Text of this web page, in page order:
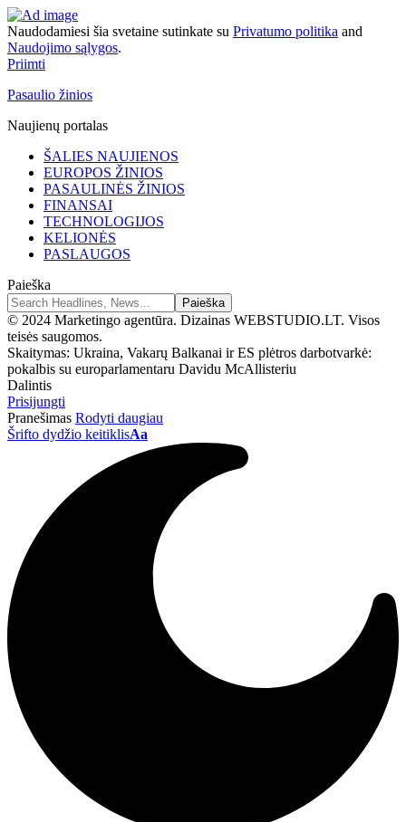
Naudodamiesi šia svetaine sutinkate su Privatumo politika and
Naudojimo sąlygos.
Priimti
Pasaulio žinios
Naujienų portalas
ŠALIES NAUJIENOS
EUROPOS ŽINIOS
PASAULINĖS ŽINIOS
FINANSAI
TECHNOLOGIJOS
KELIONĖS
PASLAUGOS
Paieška
© 2024 Marketingo agentūra. Dizainas WEBSTUDIO.LT. Visos
teisės saugomos.
Skaitymas: Ukraina, Vakarų Balkanai ir ES plėtros darbotvarkė:
pokalbis su europarlamentaru Davidu McAllisteriu
Dalintis
Prisijungti
Pranešimas Rodyti daugiau
Šrifto dydžio keitiklisAa